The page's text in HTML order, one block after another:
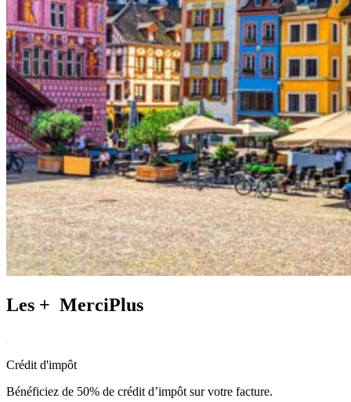
Les + MerciPlus
Crédit d'impôt
Bénéficiez de 50% de crédit d’impôt sur votre facture.